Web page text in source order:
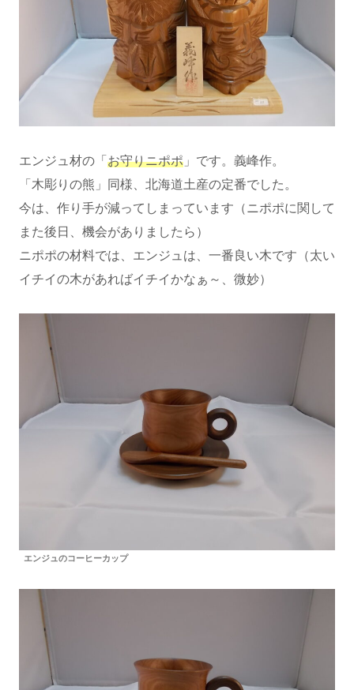
エンジュ材の「 お守りニポポ 」です。義峰作。
「木彫りの熊」同様、北海道土産の定番でした。
今は、作り手が減ってしまっています（ニポポに関して
また後日、機会がありましたら）
ニポポの材料では、エンジュは、一番良い木です（太い
イチイの木があればイチイかなぁ～、微妙）
エンジュのコーヒーカップ